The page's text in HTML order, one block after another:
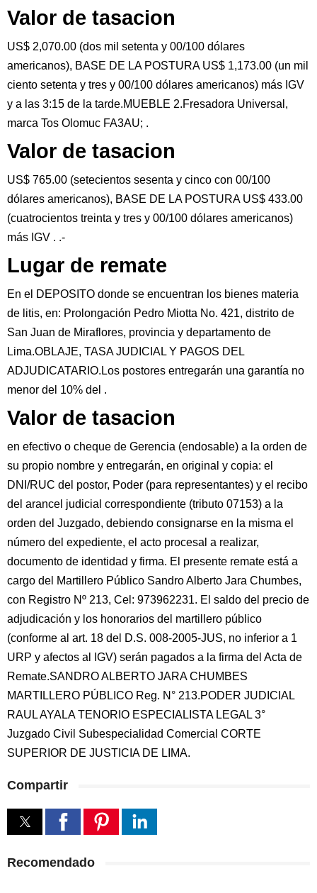
Valor de tasacion
US$ 2,070.00 (dos mil setenta y 00/100 dólares
americanos), BASE DE LA POSTURA US$ 1,173.00 (un mil
ciento setenta y tres y 00/100 dólares americanos) más IGV
y a las 3:15 de la tarde.MUEBLE 2.Fresadora Universal,
marca Tos Olomuc FA3AU; .
Valor de tasacion
US$ 765.00 (setecientos sesenta y cinco con 00/100
dólares americanos), BASE DE LA POSTURA US$ 433.00
(cuatrocientos treinta y tres y 00/100 dólares americanos)
más IGV . .-
Lugar de remate
En el DEPOSITO donde se encuentran los bienes materia
de litis, en: Prolongación Pedro Miotta No. 421, distrito de
San Juan de Miraflores, provincia y departamento de
Lima.OBLAJE, TASA JUDICIAL Y PAGOS DEL
ADJUDICATARIO.Los postores entregarán una garantía no
menor del 10% del .
Valor de tasacion
en efectivo o cheque de Gerencia (endosable) a la orden de
su propio nombre y entregarán, en original y copia: el
DNI/RUC del postor, Poder (para representantes) y el recibo
del arancel judicial correspondiente (tributo 07153) a la
orden del Juzgado, debiendo consignarse en la misma el
número del expediente, el acto procesal a realizar,
documento de identidad y firma. El presente remate está a
cargo del Martillero Público Sandro Alberto Jara Chumbes,
con Registro Nº 213, Cel: 973962231. El saldo del precio de
adjudicación y los honorarios del martillero público
(conforme al art. 18 del D.S. 008-2005-JUS, no inferior a 1
URP y afectos al IGV) serán pagados a la firma del Acta de
Remate.SANDRO ALBERTO JARA CHUMBES
MARTILLERO PÚBLICO Reg. N° 213.PODER JUDICIAL
RAUL AYALA TENORIO ESPECIALISTA LEGAL 3°
Juzgado Civil Subespecialidad Comercial CORTE
SUPERIOR DE JUSTICIA DE LIMA.
Compartir
Recomendado